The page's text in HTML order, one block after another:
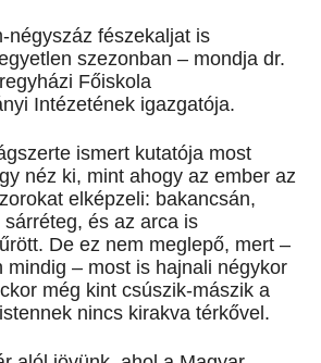
négyszáz fészekaljat is
szezonban – mondja dr.
Főiskola
Intézetének igazgatója.
ismert kutatója most
néz ki, mint ahogy az ember az
elképzeli: bakancsán,
és az arca is
De ez nem meglepő, mert –
mindig – most is hajnali négykor
még kint csúszik-mászik a
nincs kirakva térkővel.